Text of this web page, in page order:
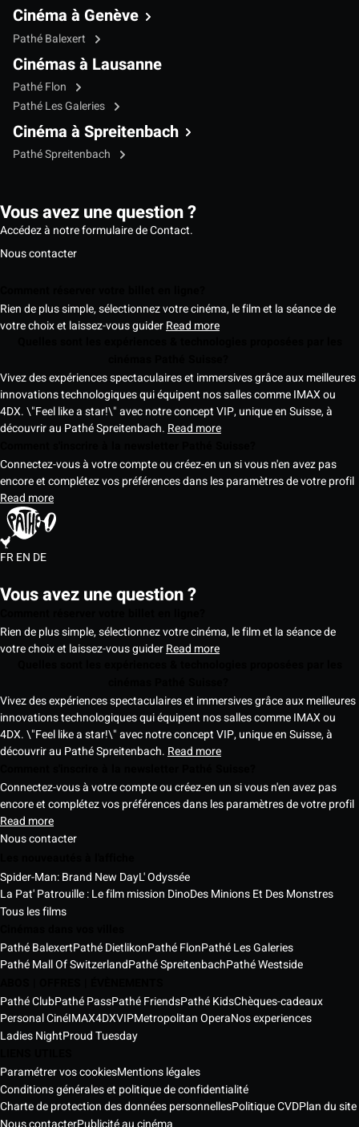
Cinéma à Genève
Pathé Balexert
Cinémas à Lausanne
Pathé Flon
Pathé Les Galeries
Cinéma à Spreitenbach
Pathé Spreitenbach
Vous avez une question ?
Accédez à notre formulaire de Contact.
Nous contacter
Rien de plus simple, sélectionnez votre cinéma, le film et la séance de
votre choix et laissez-vous guiderRead more
Vivez des expériences spectaculaires et immersives grâce aux meilleures
innovations technologiques qui équipent nos salles comme IMAX ou
4DX. \"Feel like a star!\" avec notre concept VIP, unique en Suisse, à
découvrir au Pathé Spreitenbach. Read more
Connectez-vous à votre compte ou créez-en un si vous n'en avez pas
encore et complétez vos préférences dans les paramètres de votre profil
Read more
FREN DE
Vous avez une question ?
Rien de plus simple, sélectionnez votre cinéma, le film et la séance de
votre choix et laissez-vous guiderRead more
Vivez des expériences spectaculaires et immersives grâce aux meilleures
innovations technologiques qui équipent nos salles comme IMAX ou
4DX. \"Feel like a star!\" avec notre concept VIP, unique en Suisse, à
découvrir au Pathé Spreitenbach. Read more
Connectez-vous à votre compte ou créez-en un si vous n'en avez pas
encore et complétez vos préférences dans les paramètres de votre profil
Read more
Nous contacter
Spider-Man: Brand New DayL' Odyssée
La Pat' Patrouille : Le film mission DinoDes Minions Et Des Monstres
Tous les films
Pathé BalexertPathé DietlikonPathé FlonPathé Les Galeries
Pathé Mall Of SwitzerlandPathé SpreitenbachPathé Westside
Pathé ClubPathé PassPathé FriendsPathé KidsChèques-cadeaux
Personal CinéIMAX4DXVIPMetropolitan OperaNos experiences
Ladies NightProud Tuesday
Paramétrer vos cookiesMentions légales
Conditions générales et politique de confidentialité
Charte de protection des données personnellesPolitique CVDPlan du site